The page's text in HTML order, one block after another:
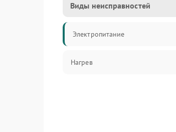
Виды неисправностей
Электропитание
Нагрев